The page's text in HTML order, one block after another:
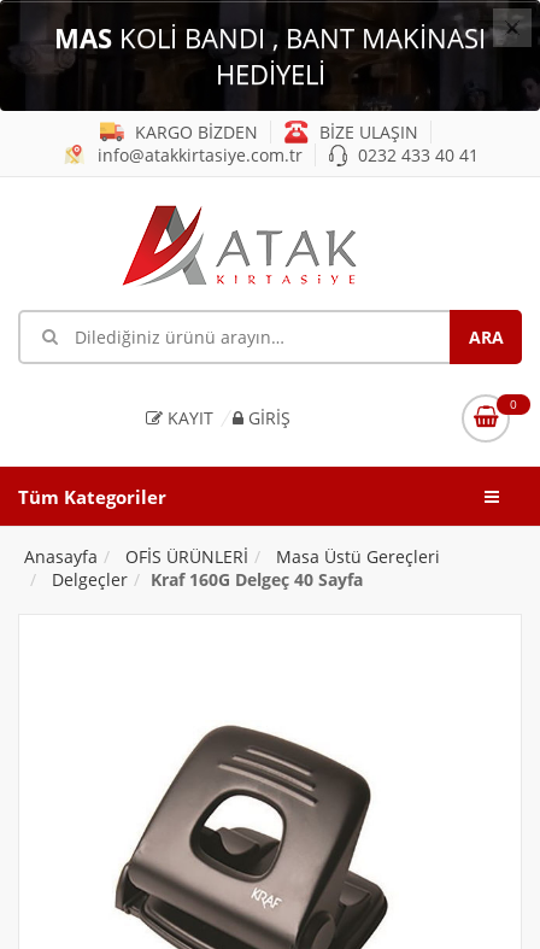
×
MAS KOLİ BANDI , BANT MAKİNASI
HEDİYELİ
KARGO BİZDEN
BİZE ULAŞIN
info@atakkirtasiye.com.tr
0232 433 40 41
KAYIT GIRIŞ
0
Tüm Kategoriler
Anasayfa OFİS ÜRÜNLERİ
Masa Üstü Gereçleri
Delgeçler
Kraf 160G Delgeç 40 Sayfa